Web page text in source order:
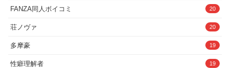
FANZA同人ボイコミ 20
荘ノヴァ 20
多摩豪 19
性癖理解者 19